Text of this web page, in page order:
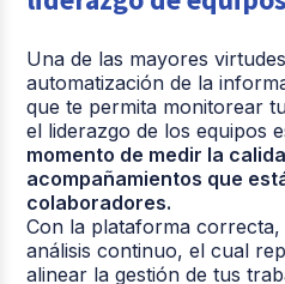
Una de las mayores
automatización de la
que te permita monitorear
el liderazgo de los equipos
momento de medir la
acompañamientos que
colaboradores.
Con la plataforma
análisis continuo, el cual
alinear la gestión de tus